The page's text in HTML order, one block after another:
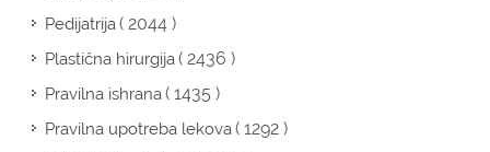
Pedijatrija( 2044 )
Plastična hirurgija( 2436 )
Pravilna ishrana( 1435 )
Pravilna upotreba lekova( 1292 )